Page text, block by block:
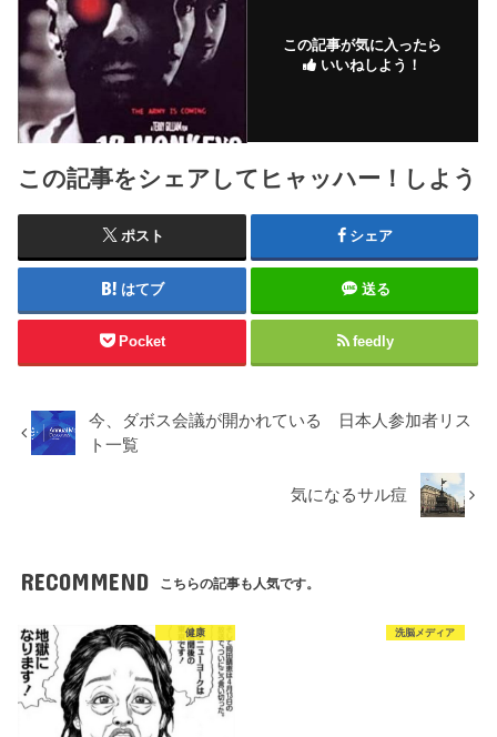
この記事が気に入ったら
いいねしよう！
この記事をシェアしてヒャッハー！しよう
ポスト シェア
はてブ 送る
Pocket feedly
今、ダボス会議が開かれている 日本人参加者リス
ト一覧
気になるサル痘
RECOMMEND こちらの記事も人気です。
健康 洗脳メディア